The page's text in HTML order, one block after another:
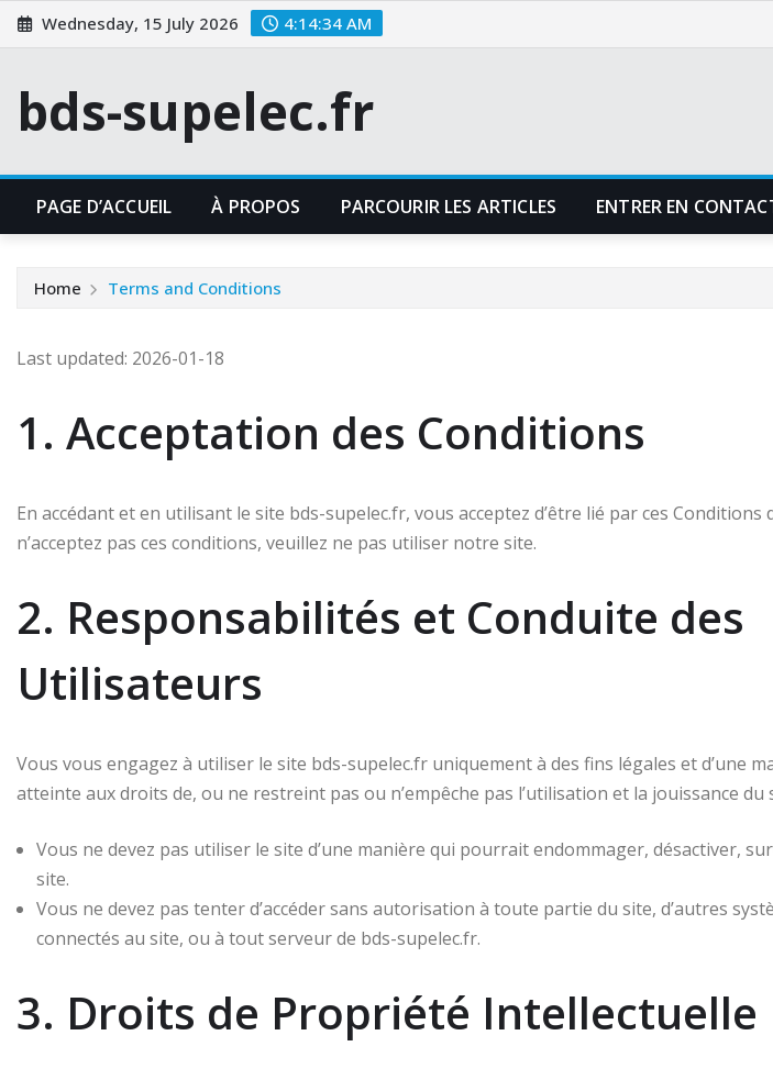
Skip
to
Wednesday, 15 July 2026 4:14:35 AM
bds-supelec.fr
PAGE D’ACCUEIL À PROPOS PARCOURIR LES ARTICLES ENTRER EN
Home Terms and Conditions
Last updated: 2026-01-18
1. Acceptation des Conditions
En accédant et en utilisant le site bds-supelec.fr, vous acceptez d’être lié par ces Conditions
n’acceptez pas ces conditions, veuillez ne pas utiliser notre site.
2. Responsabilités et Conduite des
Utilisateurs
Vous vous engagez à utiliser le site bds-supelec.fr uniquement à des fins légales et d’une
atteinte aux droits de, ou ne restreint pas ou n’empêche pas l’utilisation et la jouissance du
Vous ne devez pas utiliser le site d’une manière qui pourrait endommager, désactiver,
site.
Vous ne devez pas tenter d’accéder sans autorisation à toute partie du site, d’autres
connectés au site, ou à tout serveur de bds-supelec.fr.
3. Droits de Propriété Intellectuelle